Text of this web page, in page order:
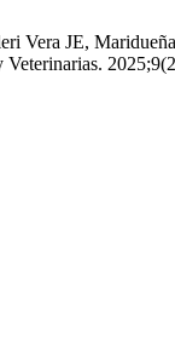
Vera JE,